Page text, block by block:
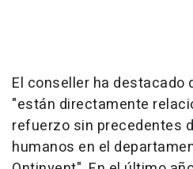
El conseller ha
"están directamente
refuerzo sin precedentes
humanos en el